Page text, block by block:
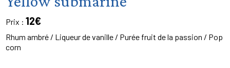
Prix :12€
Rhum ambré / Liqueur de vanille / Purée fruit de la passion / Pop
corn